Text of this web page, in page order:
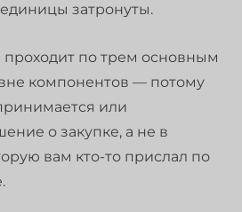
затронуты.
проходит по трем основным
компонентов — потому
или
о закупке, а не в
вам кто-то прислал по